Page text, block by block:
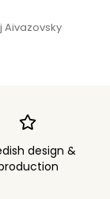
Aivazovsky
design &